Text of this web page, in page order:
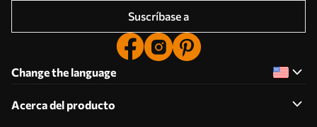
Suscríbase a
Change the language
Acerca del producto